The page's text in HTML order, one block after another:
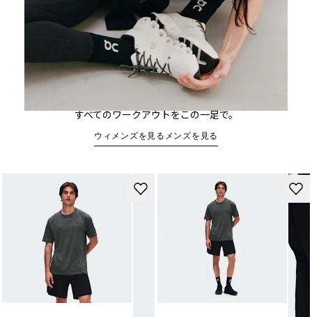
Cloud X 5
すべての​ワークアウトを​この​一足で。
ウィメンズを見る メンズを見る